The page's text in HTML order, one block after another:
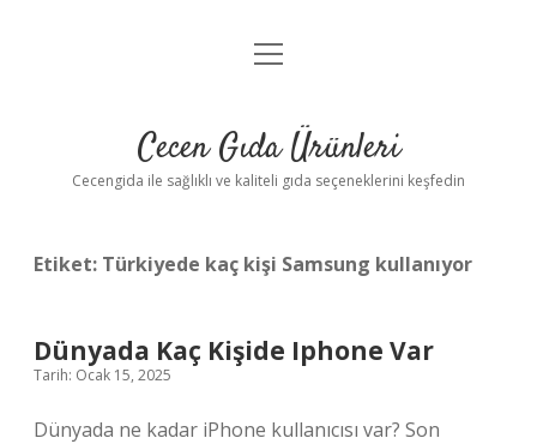
Anasayfa
Yasal Uyarı
menüyü
Cecen Gıda Ürünleri
Cecengida ile sağlıklı ve kaliteli gıda seçeneklerini keşfedin
Etiket: Türkiyede kaç kişi Samsung kullanıyor
Dünyada Kaç Kişide Iphone Var
Tarih: Ocak 15, 2025
Dünyada ne kadar iPhone kullanıcısı var? Son